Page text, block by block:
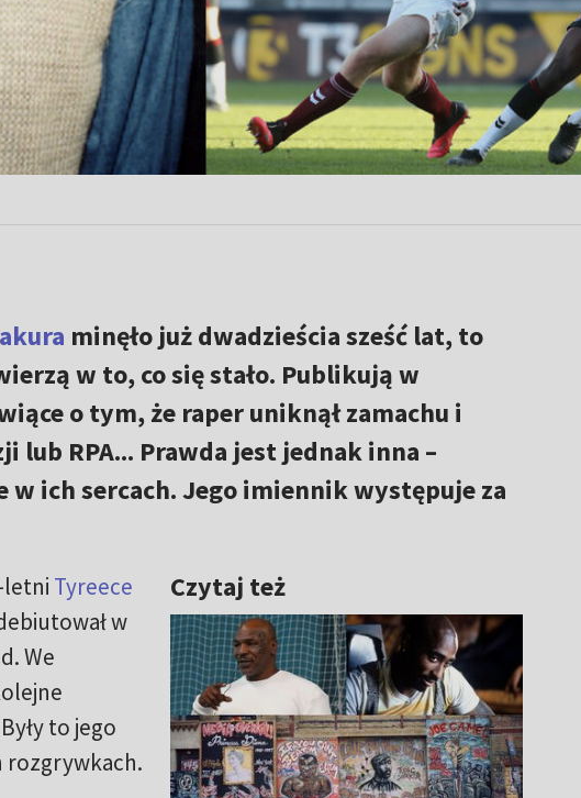
minęło już dwadzieścia sześć lat, to
w to, co się stało. Publikują w
o tym, że raper uniknął zamachu i
lub RPA... Prawda jest jednak inna –
w ich sercach. Jego imiennik występuje za
Czytaj też
letni Tyreece
w
We
to jego
rozgrywkach.